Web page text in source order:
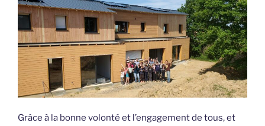
Grâce à la bonne volonté et l’engagement de tous, et